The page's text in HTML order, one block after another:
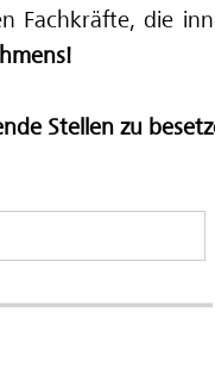
Fachkräfte, die
Stellen zu